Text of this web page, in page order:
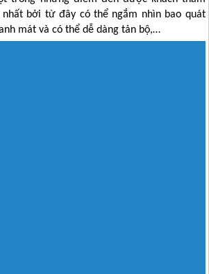
nhất bởi từ đây có thể ngắm nhìn bao quát
mát và có thể dễ dàng tản bộ,…